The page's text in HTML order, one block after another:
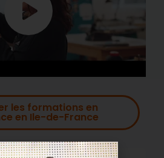
les formations en
en Ile-de-France